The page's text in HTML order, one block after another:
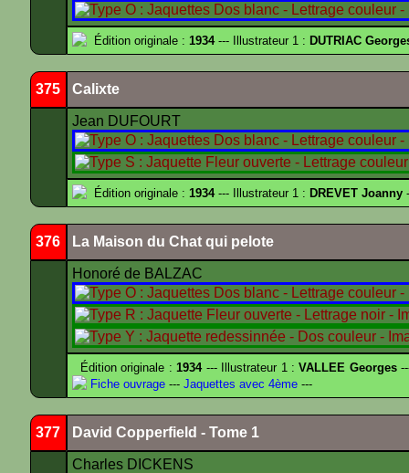
Édition originale : 1934--- Illustrateur 1 : DUTRIAC
375 Calixte
Jean DUFOURT
Édition originale : 1934--- Illustrateur 1 : DREVET Joanny
376 La Maison du Chat qui pelote
Honoré de BALZAC
Édition originale :1934--- Illustrateur 1 :VALLEE Georges
Fiche ouvrage --- Jaquettes avec 4ème ---
377 David Copperfield - Tome 1
Charles DICKENS